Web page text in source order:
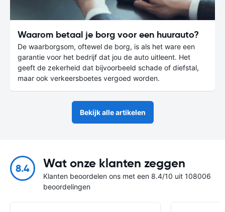
Waarom betaal je borg voor een huurauto?
De waarborgsom, oftewel de borg, is als het ware een
garantie voor het bedrijf dat jou de auto uitleent. Het
geeft de zekerheid dat bijvoorbeeld schade of diefstal,
maar ook verkeersboetes vergoed worden.
Bekijk alle artikelen
8.4 Wat onze klanten zeggen
Klanten beoordelen ons met een 8.4/10 uit 108006
beoordelingen